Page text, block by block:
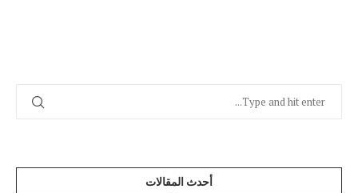
أحدث المقالات